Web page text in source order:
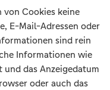
von Cookies keine
E-Mail-Adressen oder
sind rein
Informationen wie
und das Anzeigedatum
oder auch das